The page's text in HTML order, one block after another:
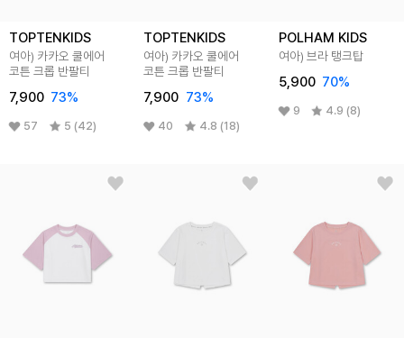
TOPTENKIDS
여아) 카카오 쿨에어
코튼 크롭 반팔티
7,900 73%
57 5 (42)
TOPTENKIDS
여아) 카카오 쿨에어
코튼 크롭 반팔티
7,900 73%
40 4.8 (18)
POLHAM KIDS
여아) 브라 탱크탑
5,900 70%
9 4.9 (8)